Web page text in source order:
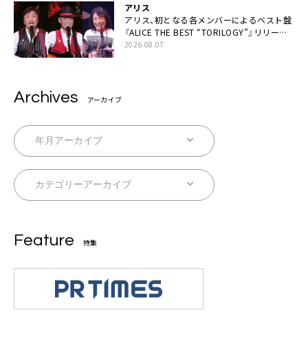
アリス
アリス、初となる各メンバーによるベスト盤
『ALICE THE BEST “TORILOGY”』リリース
決定
2026.08.07
Archives アーカイブ
Feature 特集